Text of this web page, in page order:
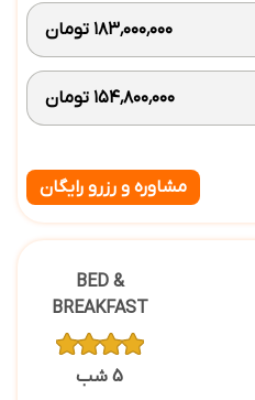
۱۸۳٬۰۰۰٬۰۰۰ تومان
۱۵۴٬۸۰۰٬۰۰۰ تومان
مشاوره و رزرو رایگان
BED &
BREAKFAST
5 شب